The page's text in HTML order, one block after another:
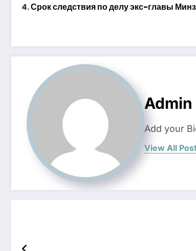
Срок следствия по делу экс-главы
Admin
Add your
View All